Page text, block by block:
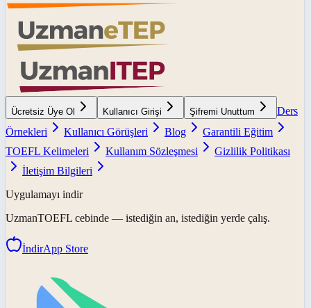
Ücretsiz Üye Ol Kullanıcı Girişi Şifremi Unuttum
Ders
Örnekleri
Kullanıcı Görüşleri Blog
Garantili Eğitim
TOEFL Kelimeleri
Kullanım Sözleşmesi
Gizlilik Politikası
İletişim Bilgileri
Uygulamayı indir
UzmanTOEFL cebinde — istediğin an, istediğin yerde çalış.
İndirApp Store